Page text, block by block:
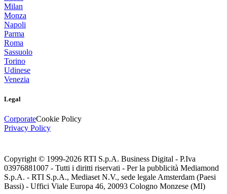
Milan
Monza
Napoli
Parma
Roma
Sassuolo
Torino
Udinese
Venezia
Legal
CorporateCookie Policy
Privacy Policy
Copyright © 1999-2026 RTI S.p.A. Business Digital - P.Iva
03976881007 - Tutti i diritti riservati - Per la pubblicità Mediamond
S.p.A. - RTI S.p.A., Mediaset N.V., sede legale Amsterdam (Paesi
Bassi) - Uffici Viale Europa 46, 20093 Cologno Monzese (MI)